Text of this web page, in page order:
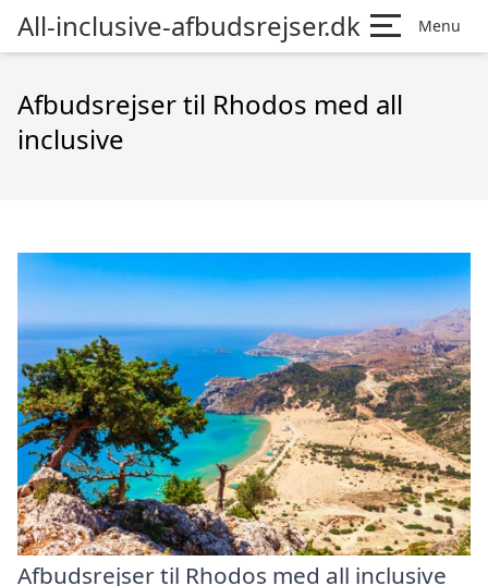
All-inclusive-afbudsrejser.dk Menu
Afbudsrejser til Rhodos med all
inclusive
Afbudsrejser til Rhodos med all inclusive